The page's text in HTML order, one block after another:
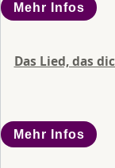
Mehr Infos
Das Lied, das
Mehr Infos